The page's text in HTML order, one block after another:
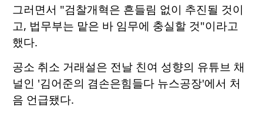
그러면서 "검찰개혁은 흔들림 없이 추진될 것이
고, 법무부는 맡은 바 임무에 충실할 것"이라고
했다.
공소 취소 거래설은 전날 친여 성향의 유튜브 채
널인 '김어준의 겸손은힘들다 뉴스공장'에서 처
음 언급됐다.